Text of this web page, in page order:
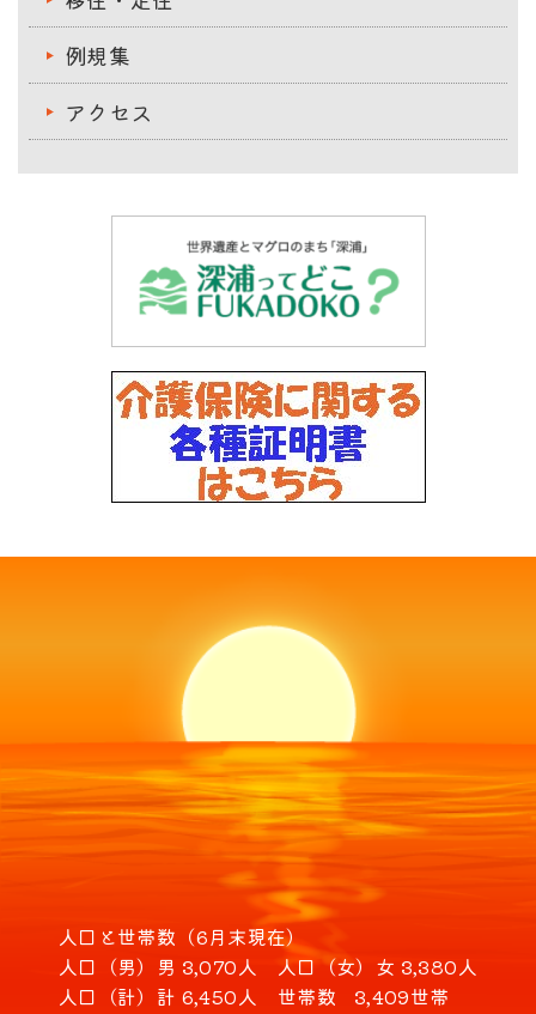
例規集
アクセス
人口と世帯数（6月末現在）
人口（男） 男 3,070人 人口（女） 女 3,380人
人口（計） 計 6,450人 世帯数 3,409世帯